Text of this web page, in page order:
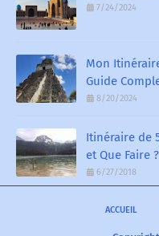
7/24/2024
Mon
Guide
8/20/2024
Itinéraire de
et Que Faire ?
6/27/2018
ACCUEIL